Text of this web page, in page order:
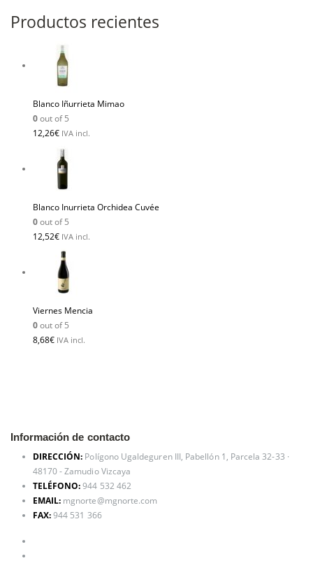
Productos recientes
Blanco Iñurrieta Mimao
0out of 5
12,26€ IVA incl.
Blanco Inurrieta Orchidea Cuvée
0out of 5
12,52€ IVA incl.
Viernes Mencia
0out of 5
8,68€ IVA incl.
Información de contacto
DIRECCIÓN: Polígono Ugaldeguren III, Pabellón 1, Parcela 32-33 ·
48170 - Zamudio Vizcaya
TELÉFONO:944 532 462
EMAIL: mgnorte@mgnorte.com
FAX:944 531 366